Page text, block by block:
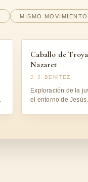
MISMO MOVIMIENTO
Caballo de
Nazaret
J. J. BENÍTEZ
Exploración de la
el entorno de Jesús.